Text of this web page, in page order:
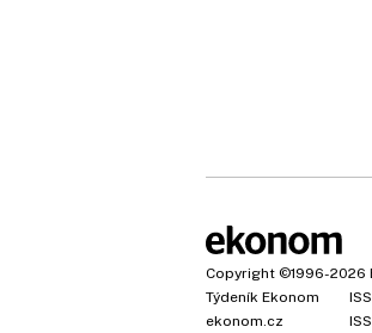
Copyright ©1996-2026
Týdeník Ekonom
ekonom.cz